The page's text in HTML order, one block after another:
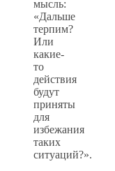
мысль:
«Дальше
терпим?
Или
какие-
то
действия
будут
приняты
для
избежания
таких
ситуаций?».